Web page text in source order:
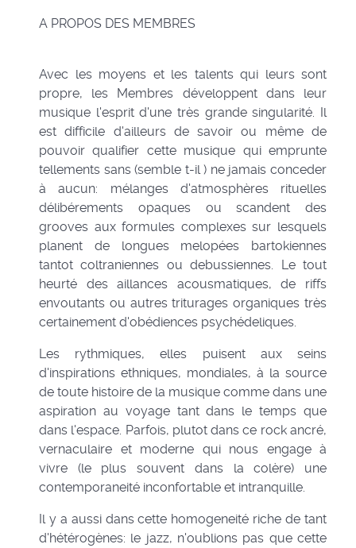
A PROPOS DES MEMBRES
Avec les moyens et les talents qui leurs sont
propre, les Membres développent dans leur
musique l'esprit d'une très grande singularité. Il
est difficile d'ailleurs de savoir ou même de
pouvoir qualifier cette musique qui emprunte
tellements sans (semble t-il ) ne jamais conceder
à aucun: mélanges d'atmosphères rituelles
délibérements opaques ou scandent des
grooves aux formules complexes sur lesquels
planent de longues melopées bartokiennes
tantot coltraniennes ou debussiennes. Le tout
heurté des aillances acousmatiques, de riffs
envoutants ou autres triturages organiques très
certainement d'obédiences psychédeliques.
Les rythmiques, elles puisent aux seins
d'inspirations ethniques, mondiales, à la source
de toute histoire de la musique comme dans une
aspiration au voyage tant dans le temps que
dans l'espace. Parfois, plutot dans ce rock ancré,
vernaculaire et moderne qui nous engage à
vivre (le plus souvent dans la colère) une
contemporaneité inconfortable et intranquille.
Il y a aussi dans cette homogeneité riche de tant
d'hétérogènes: le jazz, n'oublions pas que cette